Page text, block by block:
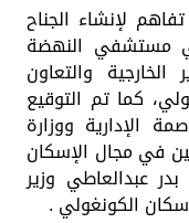
لإنشاء الجناح
مستشفي النهضة
والتعاون
كما تم التوقيع
الإدارية ووزارة
في مجال الإسكان
عبدالعاطي وزير
الكونغولي .